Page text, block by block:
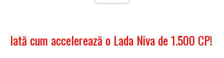
Iată cum accelerează o Lada Niva de 1.500 CP!